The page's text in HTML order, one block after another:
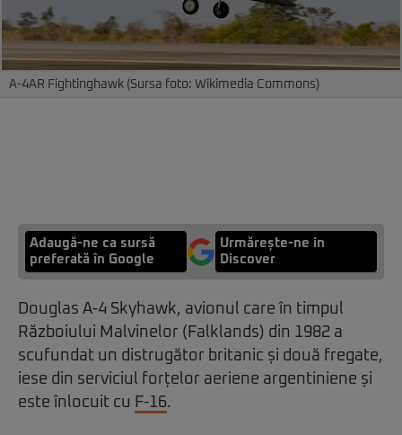
A-4AR Fightinghawk (Sursa foto: Wikimedia Commons)
Adaugă-ne ca sursă
preferată în Google
Urmărește-ne in
Discover
Douglas A-4 Skyhawk, avionul care în timpul
Războiului Malvinelor (Falklands) din 1982 a
scufundat un distrugător britanic și două fregate,
iese din serviciul forțelor aeriene argentiniene și
este înlocuit cu F-16.